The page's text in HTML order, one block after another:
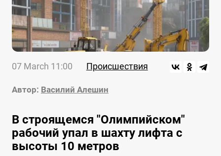
07 March 11:00 Происшествия
Автор: Василий Алешин
В строящемся "Олимпийском"
рабочий упал в шахту лифта с
высоты 10 метров